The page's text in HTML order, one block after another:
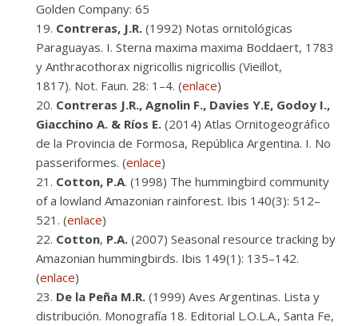
Golden Company: 65
Contreras, J.R. (1992) Notas ornitológicas
Paraguayas. I. Sterna maxima maxima Boddaert, 1783
y Anthracothorax nigricollis nigricollis (Vieillot,
1817). Not. Faun. 28: 1–4. (enlace)
Contreras J.R., Agnolin F., Davies Y.E, Godoy I.,
Giacchino A. & Ríos E. (2014) Atlas Ornitogeográfico
de la Provincia de Formosa, República Argentina. I. No
passeriformes. (enlace)
Cotton, P.A. (1998) The hummingbird community
of a lowland Amazonian rainforest. Ibis 140(3): 512–
521. (enlace)
Cotton, P.A. (2007) Seasonal resource tracking by
Amazonian hummingbirds. Ibis 149(1): 135–142.
(enlace)
De la Peña M.R. (1999) Aves Argentinas. Lista y
distribución. Monografía 18. Editorial L.O.L.A., Santa Fe,